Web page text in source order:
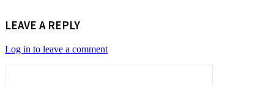
LEAVE A REPLY
Log in to leave a comment